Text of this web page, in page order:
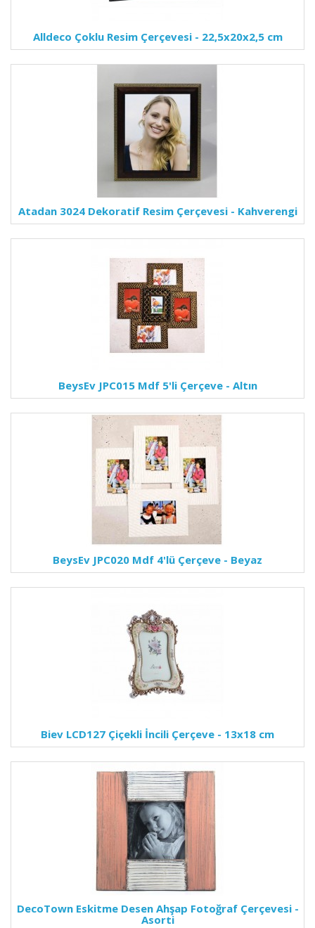
Alldeco Çoklu Resim Çerçevesi - 22,5x20x2,5 cm
Atadan 3024 Dekoratif Resim Çerçevesi - Kahverengi
BeysEv JPC015 Mdf 5'li Çerçeve - Altın
BeysEv JPC020 Mdf 4'lü Çerçeve - Beyaz
Biev LCD127 Çiçekli İncili Çerçeve - 13x18 cm
DecoTown Eskitme Desen Ahşap Fotoğraf Çerçevesi -
Asorti